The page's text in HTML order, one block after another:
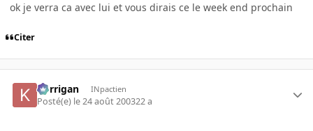
ok je verra ca avec lui et vous dirais ce le week end prochain
Citer
korrigan INpactien
Posté(e) le 24 août 200322 a